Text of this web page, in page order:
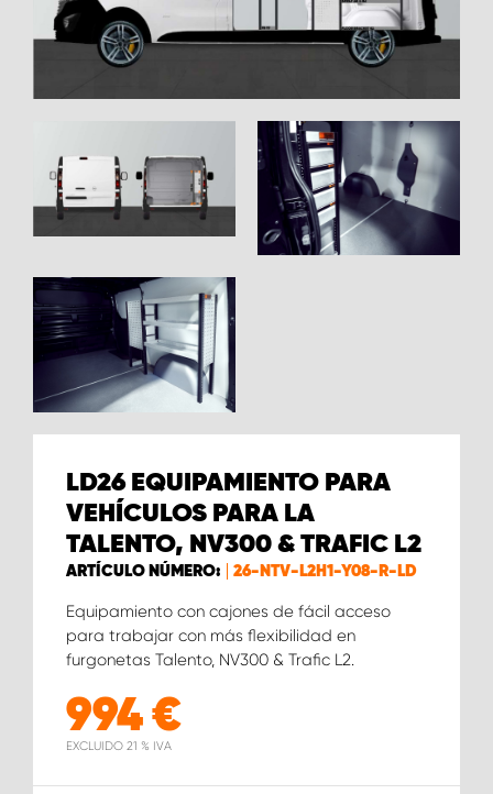
LD26 EQUIPAMIENTO PARA
VEHÍCULOS PARA LA
TALENTO, NV300 & TRAFIC L2
ARTÍCULO NÚMERO: 26-NTV-L2H1-Y08-R-LD
Equipamiento con cajones de fácil acceso
para trabajar con más flexibilidad en
furgonetas Talento, NV300 & Trafic L2.
994€
EXCLUIDO 21 % IVA